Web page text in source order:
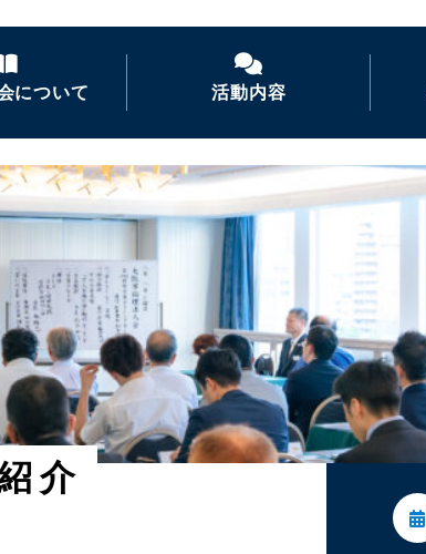
について
とは
さつ
活動内容
経営者モーニングセ
活力朝礼の推進
倫理経営講演会
ナイトセミナー・経営
者の集い
後継者倫理塾
介